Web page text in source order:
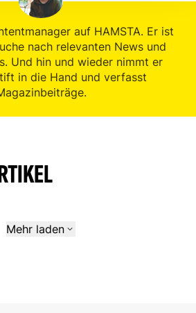
auf HAMSTA. Er ist
nach relevanten News und
Und hin und wieder nimmt er
in die Hand und verfasst
Mehr laden